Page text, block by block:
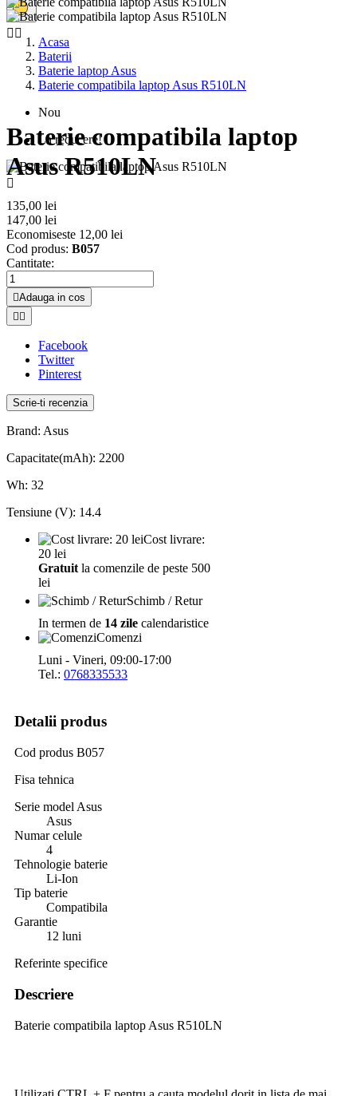
Acasa
Baterii
Baterie laptop Asus
Baterie compatibila laptop Asus R510LN
Nou
La reducere!

 
Baterie compatibila laptop
Asus R510LN
135,00 lei
147,00 lei
Economiseste 12,00 lei
Cod produs: B057
Cantitate:
Adauga in cos
 
Facebook
Twitter
Pinterest
Scrie-ti recenzia
Brand: Asus
Capacitate(mAh): 2200
Wh: 32
Tensiune (V): 14.4
Cost livrare:
20 lei
Gratuit la comenzile de peste 500
lei
Schimb / Retur
In termen de 14 zile calendaristice
Comenzi
Luni - Vineri, 09:00-17:00
Tel.: 0768335533
Detalii produs
Cod produs B057
Fisa tehnica
Serie model Asus
Asus
Numar celule
4
Tehnologie baterie
Li-Ion
Tip baterie
Compatibila
Garantie
12 luni
Referinte specifice
Descriere
Baterie compatibila laptop Asus R510LN